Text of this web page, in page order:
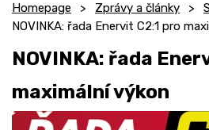
Homepage Zprávy a články
NOVINKA: řada Enervit C2:1 pro
NOVINKA: řada
maximální výkon